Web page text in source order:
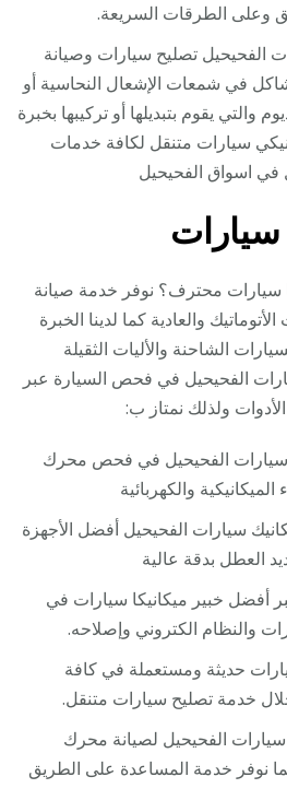
وعلى الطرقات السريعة.
الفحيحيل تصليح سيارات وصيانة
في شمعات الإشعال النحاسية أو
والتي يقوم بتبديلها أو تركيبها بخبرة
سيارات متنقل لكافة خدمات
في اسواق الفحيحيل
سيارات
سيارات محترف؟ نوفر خدمة صيانة
والعادية كما لدينا الخبرة
الشاحنة والأليات الثقيلة
الفحيحيل في فحص السيارة عبر
ولذلك نمتاز ب:
سيارات الفحيحيل في فحص محرك
والكهربائية
سيارات الفحيحيل أفضل الأجهزة
العطل بدقة عالية
أفضل خبير ميكانيكا سيارات في
والنظام الكتروني وإصلاحه.
حديثة ومستعملة في كافة
خدمة تصليح سيارات متنقل.
الفحيحيل لصيانة محرك
نوفر خدمة المساعدة على الطريق